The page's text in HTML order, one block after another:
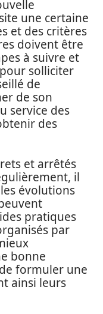
une certaine
et des critères
doivent être
à suivre et
solliciter
de
de son
service des
des
et arrêtés
il
évolutions
pratiques
par
bonne
formuler une
ainsi leurs